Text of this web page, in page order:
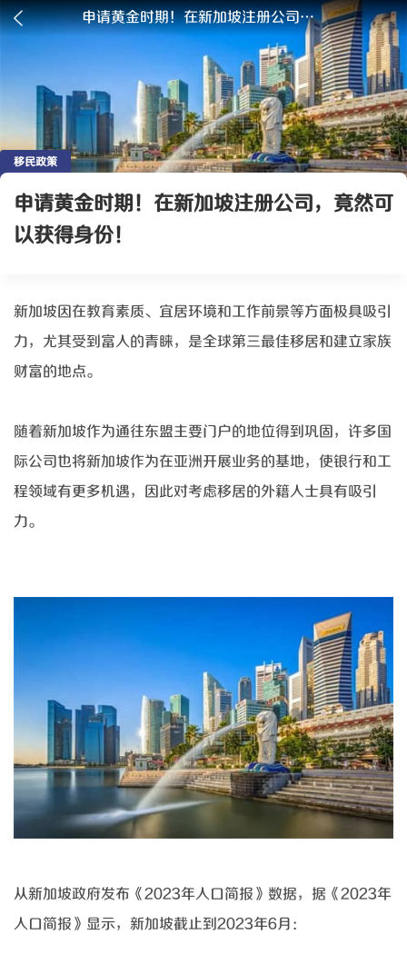
申请黄金时期！在新加坡注册公司，竟然可以获得身份！
移民政策
申请黄金时期！在新加坡注册公司，竟然可
以获得身份！
新加坡因在教育素质、宜居环境和工作前景等方面极具吸引
力，尤其受到富人的青睐，是全球第三最佳移居和建立家族
财富的地点。
随着新加坡作为通往东盟主要门户的地位得到巩固，许多国
际公司也将新加坡作为在亚洲开展业务的基地，使银行和工
程领域有更多机遇，因此对考虑移居的外籍人士具有吸引
力。
从新加坡政府发布《2023年人口简报》数据，据《2023年
人口简报》显示，新加坡截止到2023年6月：